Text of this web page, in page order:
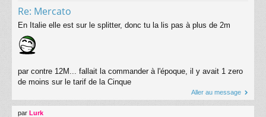
Re: Mercato
En Italie elle est sur le splitter, donc tu la lis pas à plus de 2m
par contre 12M... fallait la commander à l'époque, il y avait 1 zero
de moins sur le tarif de la Cinque
Aller au message
par Lurk